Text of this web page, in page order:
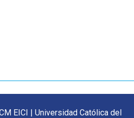
EICI | Universidad Católica del